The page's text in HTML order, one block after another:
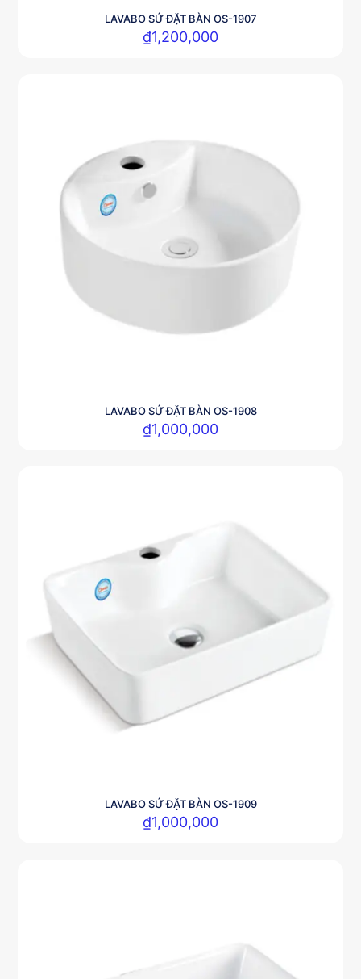
LAVABO SỨ ĐẶT BÀN OS-1907
₫1,200,000
LAVABO SỨ ĐẶT BÀN OS-1908
₫1,000,000
LAVABO SỨ ĐẶT BÀN OS-1909
₫1,000,000